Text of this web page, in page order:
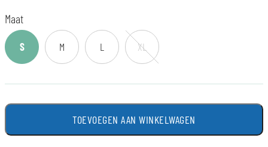
Maat
S M L XL
TOEVOEGEN AAN WINKELWAGEN